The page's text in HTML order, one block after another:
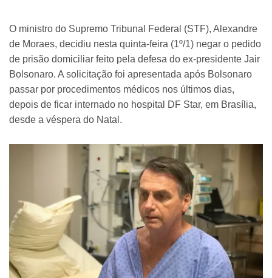
O ministro do Supremo Tribunal Federal (STF), Alexandre
de Moraes, decidiu nesta quinta-feira (1º/1) negar o pedido
de prisão domiciliar feito pela defesa do ex-presidente Jair
Bolsonaro. A solicitação foi apresentada após Bolsonaro
passar por procedimentos médicos nos últimos dias,
depois de ficar internado no hospital DF Star, em Brasília,
desde a véspera do Natal.